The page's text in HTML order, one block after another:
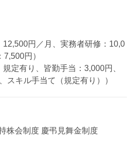
円／月、実務者研修：10,0
円）
定有り、皆勤手当：3,000円、
スキル手当て（規定有り））
株会制度 慶弔見舞金制度